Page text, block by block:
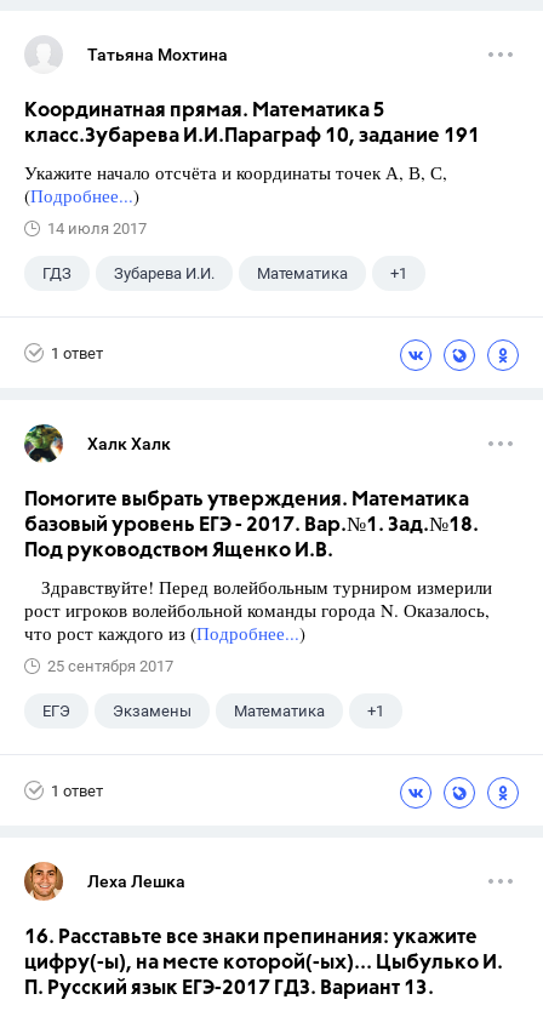
Татьяна Мохтина
Координатная прямая. Математика 5
класс.Зубарева И.И.Параграф 10, задание 191
Укажите начало отсчёта и координаты точек А, В, С,
(Подробнее...)
14 июля 2017
ГДЗ Зубарева И.И. Математика +1
1 ответ
Халк Халк
Помогите выбрать утверждения. Математика
базовый уровень ЕГЭ - 2017. Вар.№1. Зад.№18.
Под руководством Ященко И.В.
Здравствуйте! Перед волейбольным турниром измерили
рост игроков волейбольной команды города N. Оказалось,
что рост каждого из (Подробнее...)
25 сентября 2017
ЕГЭ Экзамены Математика +1
1 ответ
Леха Лешка
16. Расставьте все знаки препинания: укажите
цифру(-ы), на месте которой(-ых)... Цыбулько И.
П. Русский язык ЕГЭ-2017 ГДЗ. Вариант 13.